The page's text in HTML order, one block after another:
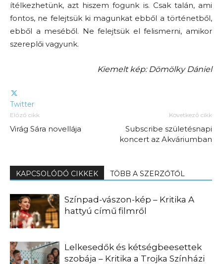
ítélkezhetünk, azt hiszem fogunk is. Csak talán, ami
fontos, ne felejtsük ki magunkat ebből a történetből,
ebből a meséből. Ne felejtsük el felismerni, amikor
szereplői vagyunk.
Kiemelt kép: Dömölky Dániel
Twitter
Előző cikk
Virág Sára novellája
Következő cikk
Subscribe születésnapi
koncert az Akváriumban
KAPCSOLÓDÓ CIKKEK TÖBB A SZERZŐTŐL
Színpad-vászon-kép – Kritika A
hattyú című filmről
Lelkesedők és kétségbeesettek
szobája – Kritika a Trojka Színházi